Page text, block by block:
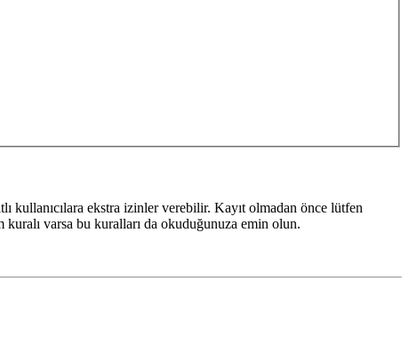
kullanıcılara ekstra izinler verebilir. Kayıt olmadan önce lütfen
varsa bu kuralları da okuduğunuza emin olun.